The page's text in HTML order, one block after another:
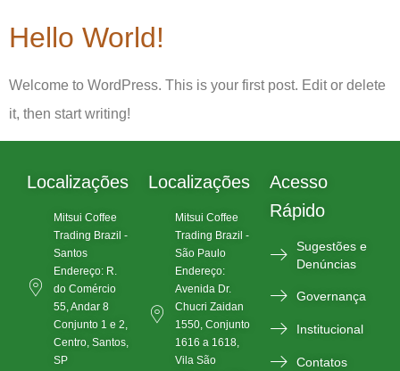
Hello World!
Welcome to WordPress. This is your first post. Edit or delete
it, then start writing!
Localizações
Mitsui Coffee
Trading Brazil -
Santos
Endereço: R.
do Comércio
55, Andar 8
Conjunto 1 e 2,
Centro, Santos,
SP
Localizações
Mitsui Coffee
Trading Brazil -
São Paulo
Endereço:
Avenida Dr.
Chucri Zaidan
1550, Conjunto
1616 a 1618,
Vila São
Acesso
Rápido
Sugestões e
Denúncias
Governança
Institucional
Contatos